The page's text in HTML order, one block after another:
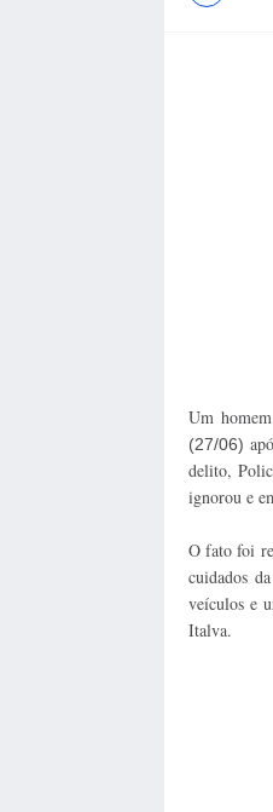
Um
(27/06)
delito,
ignorou e
O fato foi
cuidados
veículos e
Italva.